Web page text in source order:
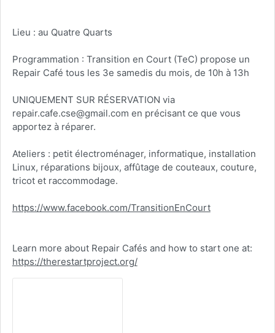
Lieu : au Quatre Quarts
Programmation : Transition en Court (TeC) propose un
Repair Café tous les 3e samedis du mois, de 10h à 13h
UNIQUEMENT SUR RÉSERVATION via
repair.cafe.cse@gmail.com en précisant ce que vous
apportez à réparer.
Ateliers : petit électroménager, informatique, installation
Linux, réparations bijoux, affûtage de couteaux, couture,
tricot et raccommodage.
https://www.facebook.com/TransitionEnCourt
Learn more about Repair Cafés and how to start one at:
https://therestartproject.org/